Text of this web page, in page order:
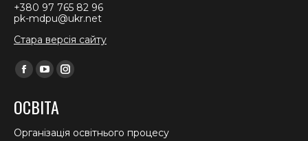
+380 97 765 82 96
pk-mdpu@ukr.net
Стара версія сайту
Find us on:
Facebook
opens
in
YouTube
opens
in
Instagram
in
ОСВІТА
Організація освітнього процесу